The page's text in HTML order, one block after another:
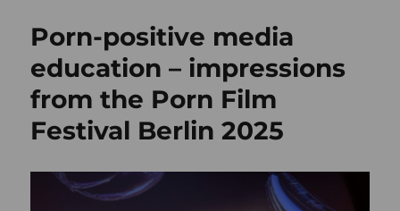
ein
neuer
Fokus:
Meine
Lernspiele-
Seite
Porn-positive media
education – impressions
from the Porn Film
Festival Berlin 2025